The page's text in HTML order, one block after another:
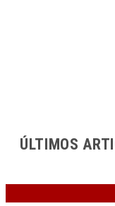
ÚLTIMOS